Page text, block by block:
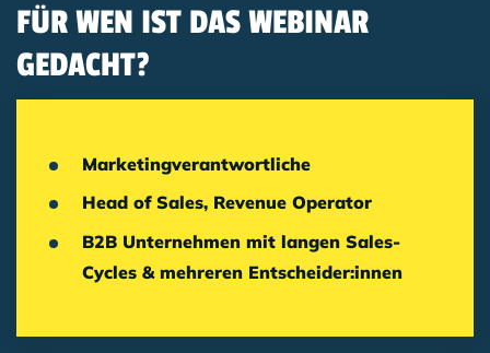
FÜR WEN IST DAS WEBINAR
GEDACHT?
Marketingverantwortliche
Head of Sales, Revenue Operator
B2B Unternehmen mit langen Sales-
Cycles & mehreren Entscheider:innen